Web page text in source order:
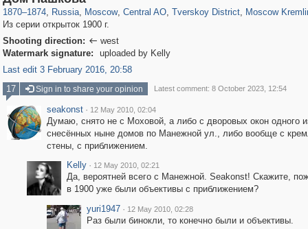
1870–1874, Russia, Moscow, Central AO, Tverskoy District, Moscow
Из серии открыток 1900 г.
Shooting direction:  west
Watermark signature:
uploaded by Kelly
Last edit 3 February 2016, 20:58
17
Sign in to share your opinion Latest comment: 8 October 2023, 12:54
seakonst · 12 May 2010, 02:04
Думаю, снято не с Моховой, а либо с дворовых окон одного
снесённых ныне домов по Манежной ул., либо вообще с
стены, с приближением.
Kelly · 12 May 2010, 02:21
Да, вероятней всего с Манежной. Seakonst! Скажите,
в 1900 уже были объективы с приближением?
yuri1947 · 12 May 2010, 02:28
Раз были бинокли, то конечно были и объективы.